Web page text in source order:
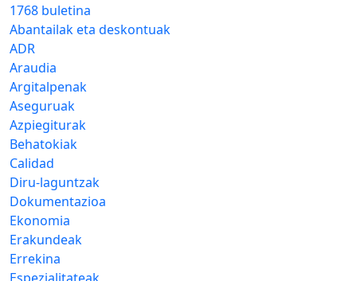
1768 buletina
Abantailak eta deskontuak
ADR
Araudia
Argitalpenak
Aseguruak
Azpiegiturak
Behatokiak
Calidad
Diru-laguntzak
Dokumentazioa
Ekonomia
Erakundeak
Errekina